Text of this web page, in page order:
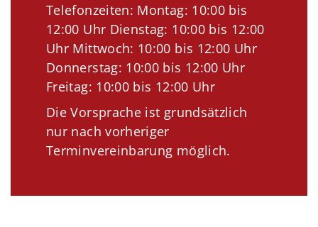
Telefonzeiten: Montag: 10:00 bis
12:00 Uhr Dienstag: 10:00 bis 12:00
Uhr Mittwoch: 10:00 bis 12:00 Uhr
Donnerstag: 10:00 bis 12:00 Uhr
Freitag: 10:00 bis 12:00 Uhr
Die Vorsprache ist grundsätzlich
nur nach vorheriger
Terminvereinbarung möglich.